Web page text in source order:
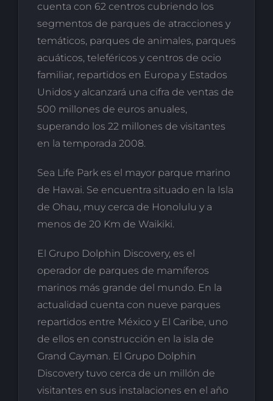
cuenta con 62 centros cubriendo los
segmentos de parques de atracciones y
temáticos, parques de animales, parques
acuáticos, teleféricos y centros de ocio
familiar, repartidos en Europa y Estados
Unidos y alcanzará una cifra de ventas de
500 millones de euros anuales,
superando los 22 millones de visitantes
en la temporada 2008.
Sea Life Park es el mayor parque marino
de Hawai. Se encuentra situado en la Isla
de Ohau, muy cerca de Honolulu y a
menos de 20 Km de Waikiki.
El Grupo Dolphin Discovery, es el
operador de parques de mamíferos
marinos más grande del mundo. En la
actualidad cuenta con nueve parques
repartidos entre México y El Caribe, uno
de ellos en construcción en la isla de
Grand Cayman. El Grupo Dolphin
Discovery tuvo cerca de un millón de
visitantes en sus instalaciones en el año